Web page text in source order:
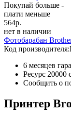
Покупай больше -
плати меньше
564р.
нет в наличии
Фотобарабан
Код производителя:
6 месяцев
Ресурс 20000
Сообщить о
Принтер